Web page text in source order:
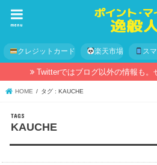
menu
クレジットカード 楽天市場 ス
Twitterではブログ以外の情報も。
HOME タグ : KAUCHE
KAUCHE